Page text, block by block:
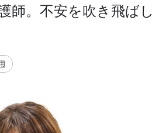
師。不安を吹き飛ばし